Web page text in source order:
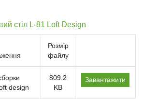
стіл L-81 Loft Design
Розмір
файлу
design
809.2
KB
Завантажити